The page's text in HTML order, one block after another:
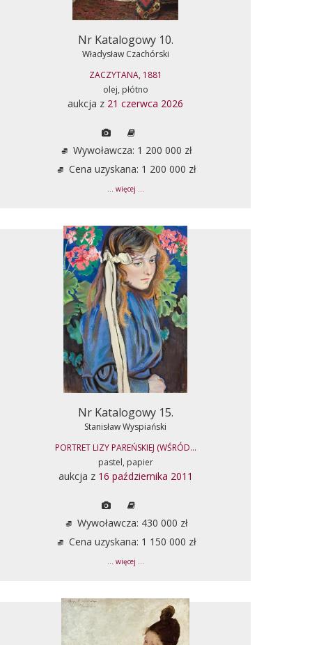
Nr Katalogowy 10.
Władysław Czachórski
ZACZYTANA, 1881
olej, płótno
aukcja z 21 czerwca 2026
Wywoławcza: 1 200 000 zł
Cena uzyskana: 1 200 000 zł
... więcej ...
Nr Katalogowy 15.
Stanisław Wyspiański
PORTRET LIZY PAREŃSKIEJ (WŚRÓD...
pastel, papier
aukcja z 16 października 2011
Wywoławcza: 430 000 zł
Cena uzyskana: 1 150 000 zł
... więcej ...